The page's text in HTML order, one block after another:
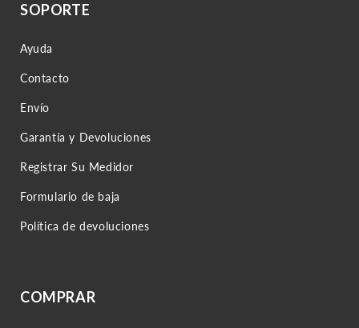
SOPORTE
Ayuda
Contacto
Envío
Garantía y Devoluciones
Registrar Su Medidor
Formulario de baja
Política de devoluciones
COMPRAR